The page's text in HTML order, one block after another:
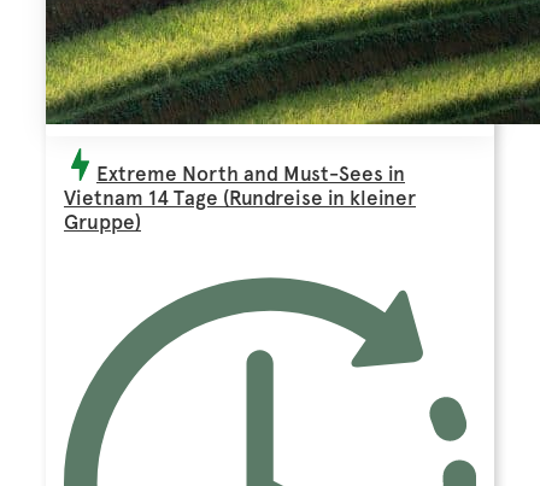
Extreme North and Must-Sees in
Vietnam 14 Tage (Rundreise in kleiner
Gruppe)